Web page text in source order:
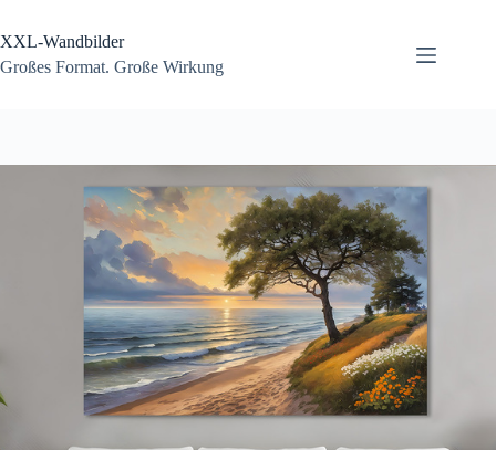
springen
XXL-Wandbilder
Großes Format. Große Wirkung